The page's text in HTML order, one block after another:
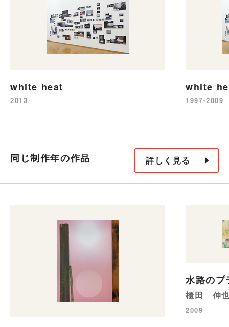
white heat
2013
white
1997-2009
同じ制作年の作品 詳しく見る
水路のプ
櫃田 伸
2009